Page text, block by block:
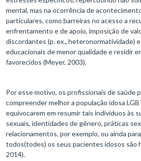
mental, mas na ocorrência de
particulares, como barreiras no acesso a
enfrentamento e de apoio, imposição de
discordantes (p. ex., heteronormatividade)
educacionais de menor qualidade e residir
favorecidos (Meyer, 2003).
Por esse motivo, os profissionais de saúde
compreender melhor a população idosa
equivocarem em resumir tais indivíduos às
sexuais, identidades de gênero, práticas
relacionamentos, por exemplo, ou ainda
todos(todes) os seus pacientes idosos são
2014).